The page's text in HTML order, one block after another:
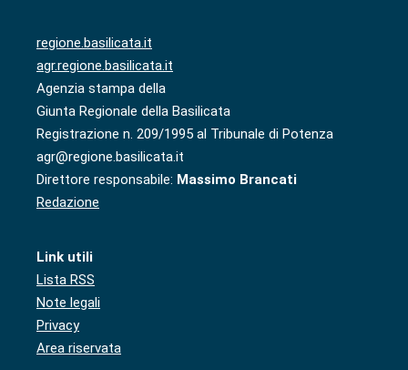
regione.basilicata.it
agr.regione.basilicata.it
Agenzia stampa della
Giunta Regionale della Basilicata
Registrazione n. 209/1995 al Tribunale di Potenza
agr@regione.basilicata.it
Direttore responsabile: Massimo Brancati
Redazione
Link utili
Lista RSS
Note legali
Privacy
Area riservata